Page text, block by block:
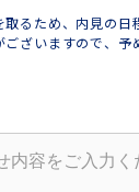
るため、内見の日
ざいますので、予